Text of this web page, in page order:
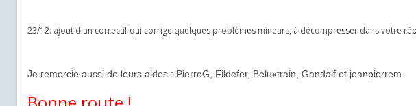
23/12: ajout d'un correctif qui corrige quelques problèmes mineurs, à décompresser dans votre
Je remercie aussi de leurs aides : PierreG, Fildefer, Beluxtrain, Gandalf et jeanpierrem